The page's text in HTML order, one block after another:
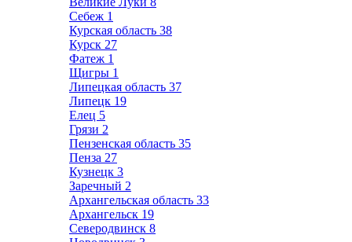
Себеж 1
Курская область 38
Курск 27
Фатеж 1
Щигры 1
Липецкая область 37
Липецк 19
Елец 5
Грязи 2
Пензенская область 35
Пенза 27
Кузнецк 3
Заречный 2
Архангельская область 33
Архангельск 19
Северодвинск 8